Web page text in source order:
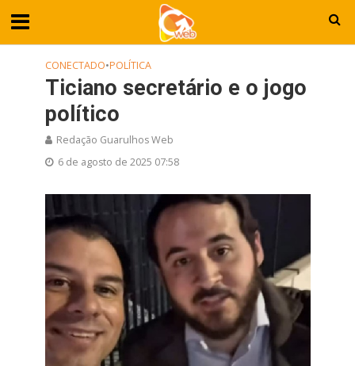
CONECTADO•POLÍTICA
Ticiano secretário e o jogo
político
Redação Guarulhos Web
6 de agosto de 2025 07:58